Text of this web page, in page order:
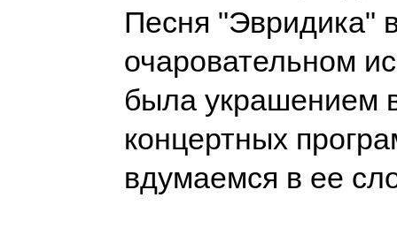
Песня "Эвридика"
очаровательном
была украшением
концертных
вдумаемся в ее